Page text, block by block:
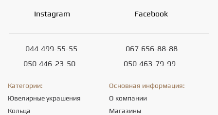
Instagram Facebook
044 499-55-55
050 446-23-50
067 656-88-88
050 463-79-99
Категории:
Ювелирные украшения
Кольца
Основная информация:
О компании
Магазины